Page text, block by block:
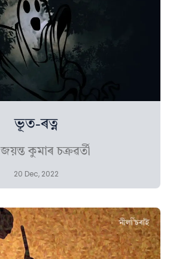
ভূত-ৰত্ন
জয়ন্ত কুমাৰ চক্ৰৱৰ্তী
20 Dec, 2022